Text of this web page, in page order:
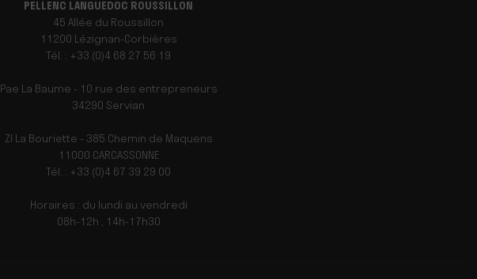
PELLENC LANGUEDOC ROUSSILLON
45 Allée du Roussillon
11200 Lézignan-Corbières
Tél. : +33 (0)4 68 27 56 19
Pae La Baume - 10 rue des entrepreneurs
34290 Servian
ZI La Bouriette - 385 Chemin de Maquens
11000 CARCASSONNE
Tél. : +33 (0)4 67 39 29 00
Horaires : du lundi au vendredi
08h-12h , 14h-17h30